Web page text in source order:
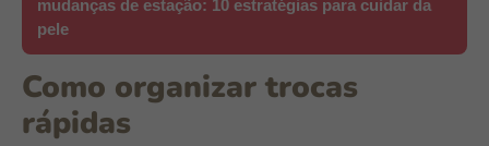
mudanças de estação: 10 estratégias para cuidar da
pele
Como organizar trocas
rápidas